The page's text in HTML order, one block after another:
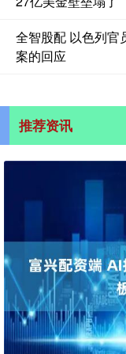
全智股配 以色列官
案的回应
推荐资讯